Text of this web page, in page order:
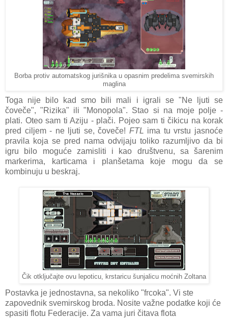
Borba protiv automatskog jurišnika u opasnim predelima svemirskih
maglina
Toga nije bilo kad smo bili mali i igrali se "Ne ljuti se
čoveče", "Rizika" ili "Monopola". Stao si na moje polje -
plati. Oteo sam ti Aziju - plači. Pojeo sam ti čikicu na korak
pred ciljem - ne ljuti se, čoveče! FTL ima tu vrstu jasnoće
pravila koja se pred nama odvijaju toliko razumljivo da bi
igru bilo moguće zamisliti i kao društvenu, sa šarenim
markerima, karticama i planšetama koje mogu da se
kombinuju u beskraj.
Čik otključajte ovu lepoticu, krstaricu šunjalicu moćnih Zoltana
Postavka je jednostavna, sa nekoliko "frcoka". Vi ste
zapovednik svemirskog broda. Nosite važne podatke koji će
spasiti flotu Federacije. Za vama juri čitava flota